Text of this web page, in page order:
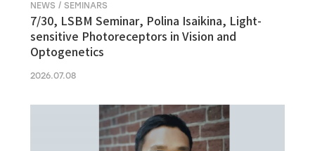
NEWS / SEMINARS
7/30, LSBM Seminar, Polina Isaikina, Light-
sensitive Photoreceptors in Vision and
Optogenetics
2026.07.08